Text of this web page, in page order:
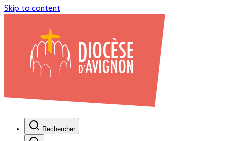
Skip to content
Rechercher